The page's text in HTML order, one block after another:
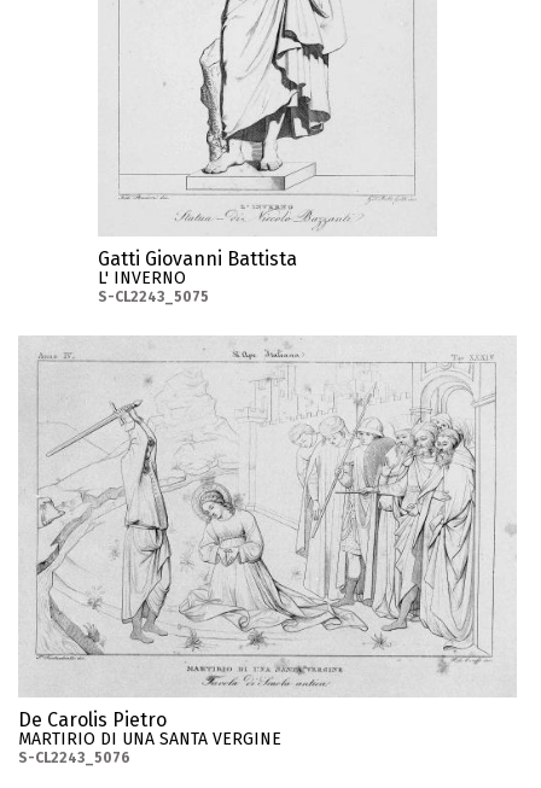
Gatti Giovanni Battista
L' INVERNO
S-CL2243_5075
De Carolis Pietro
MARTIRIO DI UNA SANTA VERGINE
S-CL2243_5076